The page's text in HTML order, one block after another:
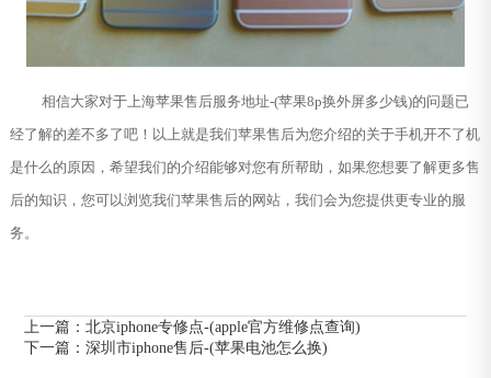
相信大家对于上海苹果售后服务地址-(苹果8p换外屏多少钱)的问题已
经了解的差不多了吧！以上就是我们苹果售后为您介绍的关于手机开不了机
是什么的原因，希望我们的介绍能够对您有所帮助，如果您想要了解更多售
后的知识，您可以浏览我们苹果售后的网站，我们会为您提供更专业的服
务。
上一篇：北京iphone专修点-(apple官方维修点查询)
下一篇：深圳市iphone售后-(苹果电池怎么换)